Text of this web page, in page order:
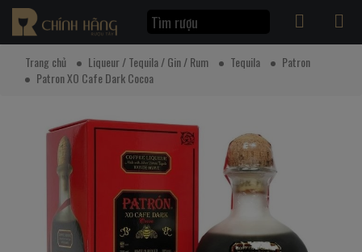
Trang chủ Liqueur / Tequila / Gin / Rum Tequila
Patron
Patron XO Cafe Dark Cocoa